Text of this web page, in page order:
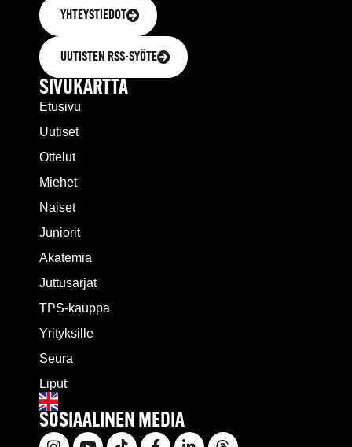
YHTEYSTIEDOT
UUTISTEN RSS-SYÖTE
SIVUKARTTA
Etusivu
Uutiset
Ottelut
Miehet
Naiset
Juniorit
Akatemia
Juttusarjat
TPS-kauppa
Yrityksille
Seura
Liput
SOSIAALINEN MEDIA